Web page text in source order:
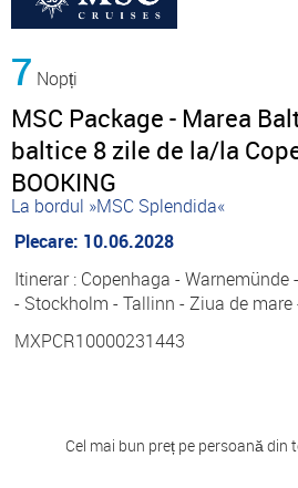
7 Nopți
MSC Package - Marea
baltice 8 zile de la/la
BOOKING
La bordul »MSC Splendida«
Plecare: 10.06.2028
Itinerar : Copenhaga -
- Stockholm - Tallinn - Ziua de mare
MXPCR10000231443
Cel mai bun preț pe persoană din